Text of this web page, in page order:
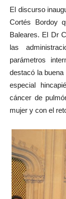
El discurso
Cortés Bordoy
Baleares. El Dr
las
parámetros
destacó la
especial
cáncer de
mujer y con el